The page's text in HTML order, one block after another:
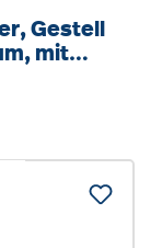
Gestell
mit